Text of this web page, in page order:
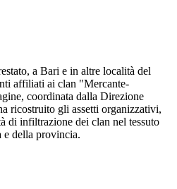
a Bari e in altre località del
affiliati ai clan "Mercante-
coordinata dalla Direzione
ricostruito gli assetti organizzativi,
di infiltrazione dei clan nel tessuto
e della provincia.